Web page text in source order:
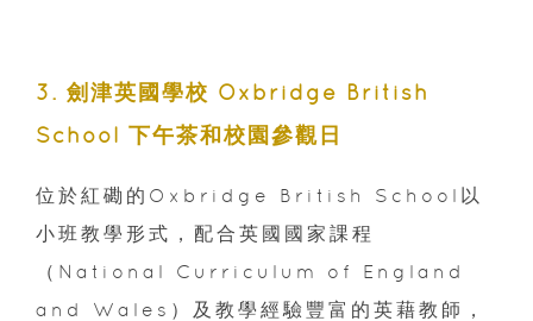
3. 劍津英國學校 Oxbridge British
School 下午茶和校園參觀日
位於紅磡的Oxbridge British School以
小班教學形式，配合英國國家課程
（National Curriculum of England
and Wales）及教學經驗豐富的英藉教師，